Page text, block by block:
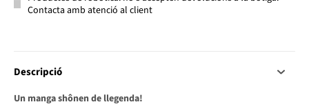
Contacta amb atenció al client
Descripció
Un manga shônen de llegenda!